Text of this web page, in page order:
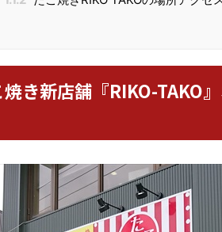
き新店舗『RIKO-TAKO